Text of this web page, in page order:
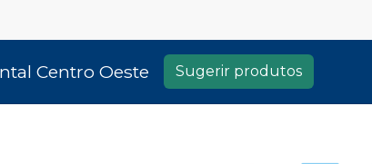
Centro Oeste Sugerir produtos